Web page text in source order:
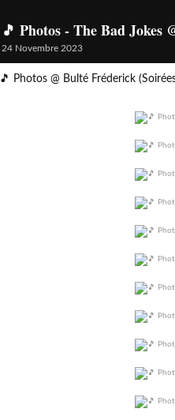
🎵 Photos - The Bad Jokes
24 Novembre 2023
🎵 Photos @ Bulté Fréderick